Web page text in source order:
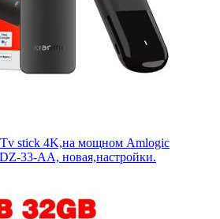
stick 4K,на мощном Amlogic
33-AA, новая,настройки.